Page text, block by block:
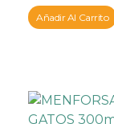
Añadir Al Carrito